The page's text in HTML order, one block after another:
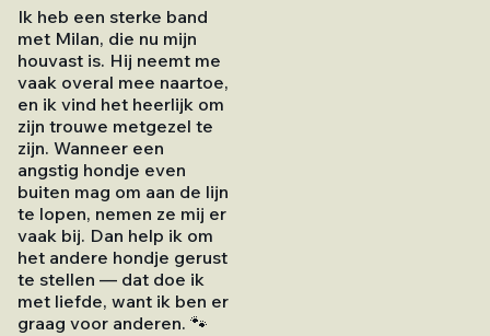
Ik heb een sterke band
met Milan, die nu mijn
houvast is. Hij neemt me
vaak overal mee naartoe,
en ik vind het heerlijk om
zijn trouwe metgezel te
zijn. Wanneer een
angstig hondje even
buiten mag om aan de lijn
te lopen, nemen ze mij er
vaak bij. Dan help ik om
het andere hondje gerust
te stellen — dat doe ik
met liefde, want ik ben er
graag voor anderen. 🐾